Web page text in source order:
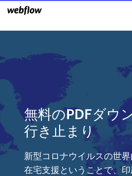
無料のPDFダウ
行き止まり
新型コロナウイルスの世
在宅支援ということで、